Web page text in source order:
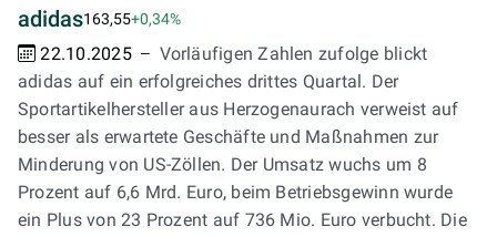
adidas163,55+0,34%
22.10.2025
Vorläufigen Zahlen zufolge blickt
adidas auf ein erfolgreiches drittes Quartal. Der
Sportartikelhersteller aus Herzogenaurach verweist auf
besser als erwartete Geschäfte und Maßnahmen zur
Minderung von US-Zöllen. Der Umsatz wuchs um 8
Prozent auf 6,6 Mrd. Euro, beim Betriebsgewinn wurde
ein Plus von 23 Prozent auf 736 Mio. Euro verbucht. Die